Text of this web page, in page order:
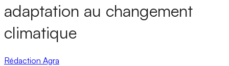
adaptation au changement
climatique
Rédaction Agra